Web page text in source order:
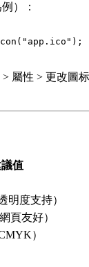
）：
屬性 > 更改圖
值
明度支持）
頁友好）
）